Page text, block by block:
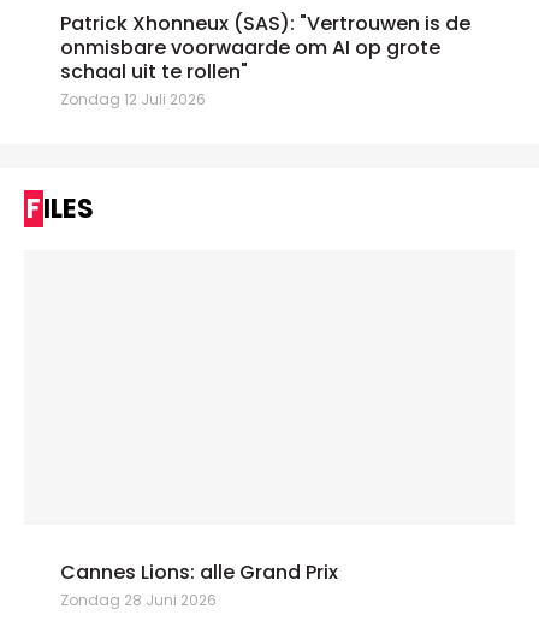
Patrick Xhonneux (SAS): "Vertrouwen is de
onmisbare voorwaarde om AI op grote
schaal uit te rollen"
Zondag 12 Juli 2026
FILES
Cannes Lions: alle Grand Prix
Zondag 28 Juni 2026